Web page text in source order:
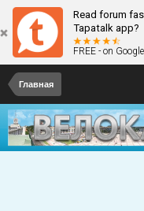
Read forum
Tapatalk app?
FREE - on
Главная